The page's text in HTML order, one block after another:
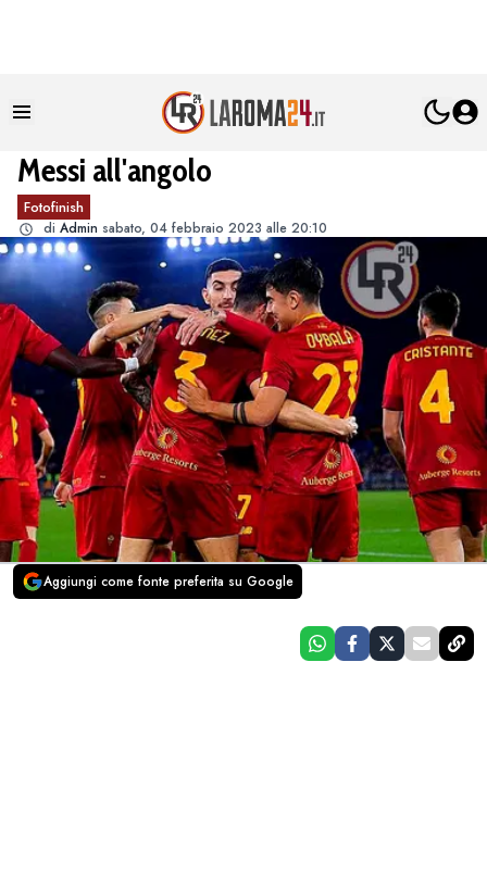
Messi all'angolo
Fotofinish
di Admin sabato, 04 febbraio 2023 alle 20:10
Aggiungi come fonte preferita su Google